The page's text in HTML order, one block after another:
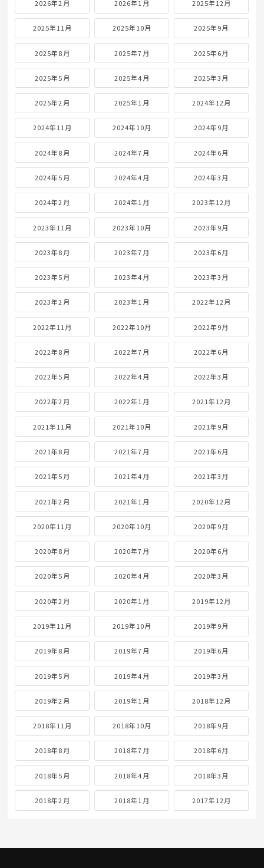
2026年2月 2026年1月 2025年12月
2025年11月 2025年10月 2025年9月
2025年8月 2025年7月 2025年6月
2025年5月 2025年4月 2025年3月
2025年2月 2025年1月 2024年12月
2024年11月 2024年10月 2024年9月
2024年8月 2024年7月 2024年6月
2024年5月 2024年4月 2024年3月
2024年2月 2024年1月 2023年12月
2023年11月 2023年10月 2023年9月
2023年8月 2023年7月 2023年6月
2023年5月 2023年4月 2023年3月
2023年2月 2023年1月 2022年12月
2022年11月 2022年10月 2022年9月
2022年8月 2022年7月 2022年6月
2022年5月 2022年4月 2022年3月
2022年2月 2022年1月 2021年12月
2021年11月 2021年10月 2021年9月
2021年8月 2021年7月 2021年6月
2021年5月 2021年4月 2021年3月
2021年2月 2021年1月 2020年12月
2020年11月 2020年10月 2020年9月
2020年8月 2020年7月 2020年6月
2020年5月 2020年4月 2020年3月
2020年2月 2020年1月 2019年12月
2019年11月 2019年10月 2019年9月
2019年8月 2019年7月 2019年6月
2019年5月 2019年4月 2019年3月
2019年2月 2019年1月 2018年12月
2018年11月 2018年10月 2018年9月
2018年8月 2018年7月 2018年6月
2018年5月 2018年4月 2018年3月
2018年2月 2018年1月 2017年12月